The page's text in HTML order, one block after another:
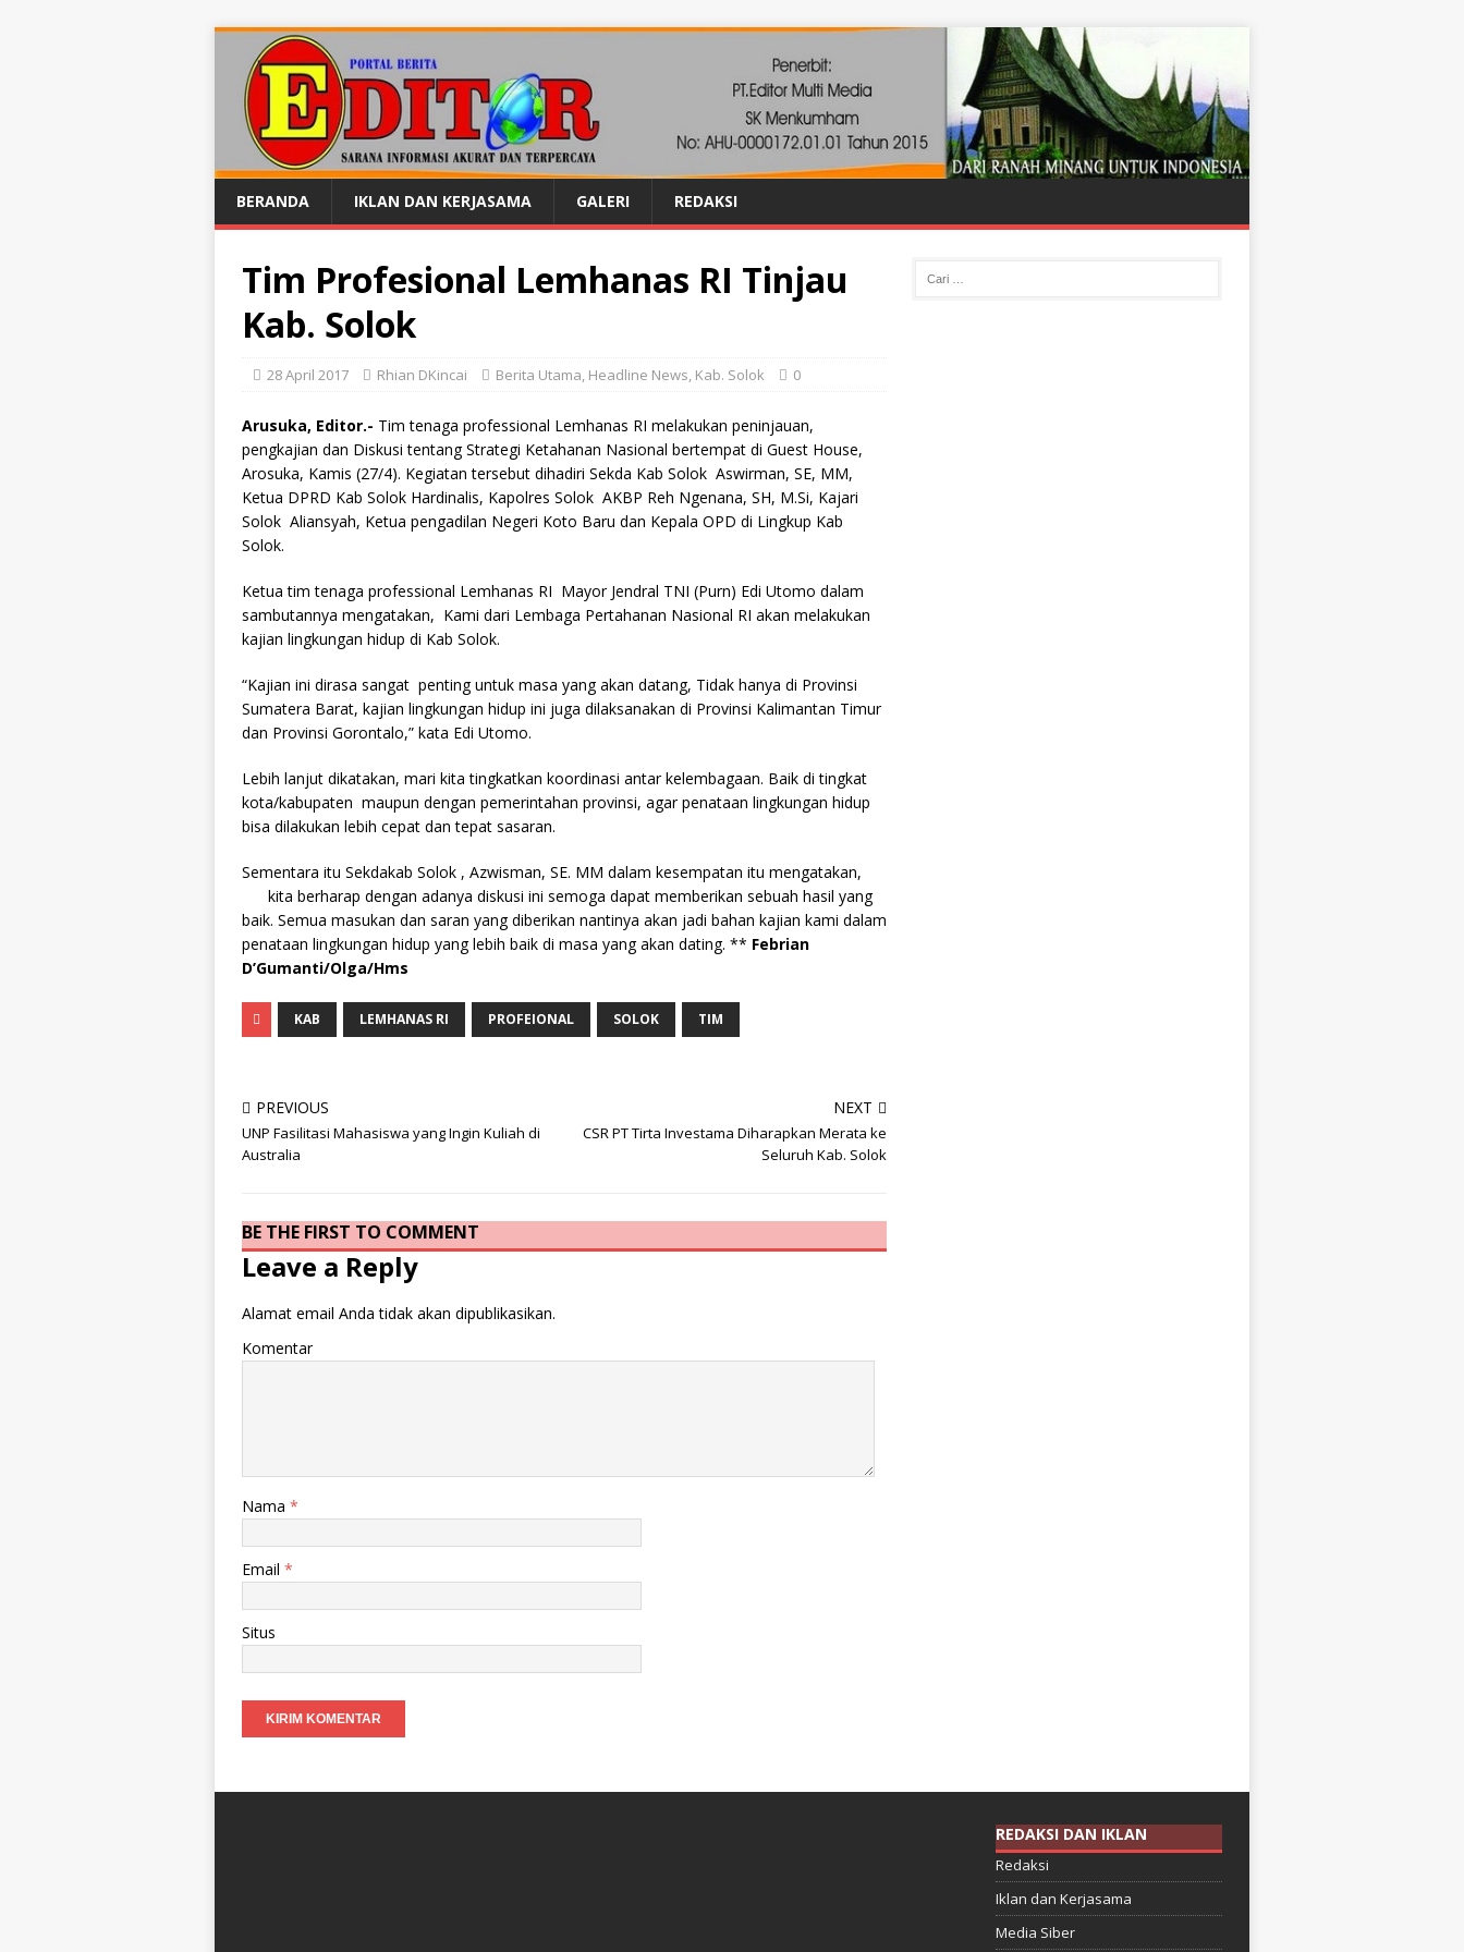
BERANDA IKLAN DAN KERJASAMA GALERI REDAKSI
Tim Profesional Lemhanas RI Tinjau
Kab. Solok
28 April 2017 Rhian DKincai Berita Utama, Headline News, Kab. Solok 0
Arusuka, Editor.- Tim tenaga professional Lemhanas RI melakukan peninjauan,
pengkajian dan Diskusi tentang Strategi Ketahanan Nasional bertempat di Guest House,
Arosuka, Kamis (27/4). Kegiatan tersebut dihadiri Sekda Kab Solok Aswirman, SE, MM,
Ketua DPRD Kab Solok Hardinalis, Kapolres Solok AKBP Reh Ngenana, SH, M.Si, Kajari
Solok Aliansyah, Ketua pengadilan Negeri Koto Baru dan Kepala OPD di Lingkup Kab
Solok.
Ketua tim tenaga professional Lemhanas RI Mayor Jendral TNI (Purn) Edi Utomo dalam
sambutannya mengatakan, Kami dari Lembaga Pertahanan Nasional RI akan melakukan
kajian lingkungan hidup di Kab Solok.
“Kajian ini dirasa sangat penting untuk masa yang akan datang, Tidak hanya di Provinsi
Sumatera Barat, kajian lingkungan hidup ini juga dilaksanakan di Provinsi Kalimantan Timur
dan Provinsi Gorontalo,” kata Edi Utomo.
Lebih lanjut dikatakan, mari kita tingkatkan koordinasi antar kelembagaan. Baik di tingkat
kota/kabupaten maupun dengan pemerintahan provinsi, agar penataan lingkungan hidup
bisa dilakukan lebih cepat dan tepat sasaran.
Sementara itu Sekdakab Solok , Azwisman, SE. MM dalam kesempatan itu mengatakan,
kita berharap dengan adanya diskusi ini semoga dapat memberikan sebuah hasil yang
baik. Semua masukan dan saran yang diberikan nantinya akan jadi bahan kajian kami dalam
penataan lingkungan hidup yang lebih baik di masa yang akan dating. ** Febrian
D’Gumanti/Olga/Hms
KAB LEMHANAS RI PROFEIONAL SOLOK TIM
PREVIOUS
UNP Fasilitasi Mahasiswa yang Ingin Kuliah di
Australia
NEXT
CSR PT Tirta Investama Diharapkan Merata ke
Seluruh Kab. Solok
BE THE FIRST TO COMMENT
Leave a Reply
Alamat email Anda tidak akan dipublikasikan.
Komentar
Nama *
Email *
Situs
REDAKSI DAN IKLAN
Redaksi
Iklan dan Kerjasama
Media Siber